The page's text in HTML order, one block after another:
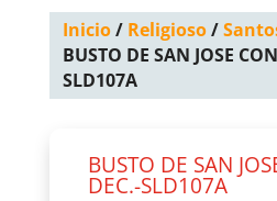
Inicio/ Religioso/
BUSTO DE SAN JOSE
SLD107A
BUSTO DE SAN
DEC.-SLD107A